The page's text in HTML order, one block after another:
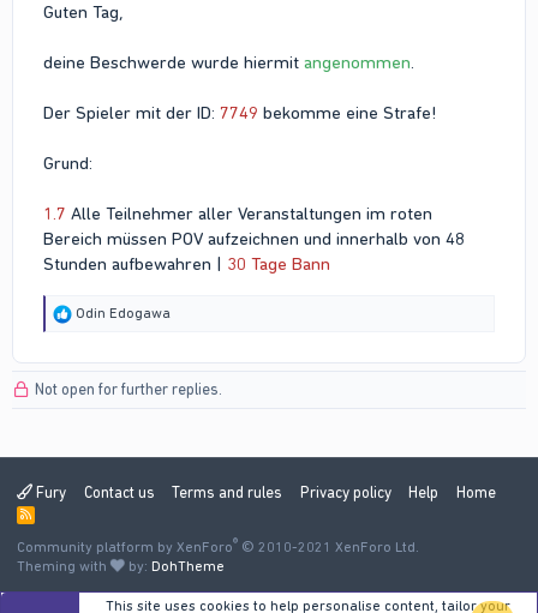
Guten Tag,
deine Beschwerde wurde hiermit angenommen.
Der Spieler mit der ID: 7749 bekomme eine Strafe!
Grund:
1.7 Alle Teilnehmer aller Veranstaltungen im roten
Bereich müssen POV aufzeichnen und innerhalb von 48
Stunden aufbewahren |
30 Tage Bann
R
t
Odin Edogawa
Not open for further replies.
Fury Contact us Terms and rules Privacy policy Help Home
R
S
Community platform by XenForo® © 2010-2021 XenForo Ltd.
Theming with
by: DohTheme
This site uses cookies to help personalise content, tailor your